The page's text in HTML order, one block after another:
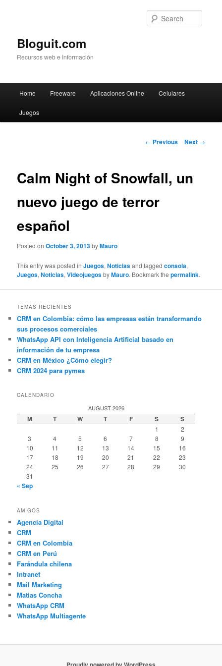
Bloguit.com
Recursos web e Información
Skip
to
Home Freeware Aplicaciones Online Celulares
Juegos
Post
← Previous Next →
Calm Night of Snowfall, un
nuevo juego de terror
español
Posted onOctober 3, 2013byMauro
This entry was posted inJuegos,Noticiasand taggedconsola,
Juegos,Noticias,VideojuegosbyMauro. Bookmark thepermalink.
TEMAS RECIENTES
CRM en Colombia: cómo las empresas están transformando
sus procesos comerciales
WhatsApp API con Inteligencia Artificial basado en
información de tu empresa
CRM en México ¿Cómo elegir?
CRM 2024 para pymes
CALENDARIO
AUGUST 2026
M T W T F S S
1
2
3
4 5 6 7 8
9
10
11 12 13 14 15
16
17
18 19 20 21 22
23
24
25 26 27 28 29
30
31
« Sep
AMIGOS
Agencia Digital
CRM
CRM en Colombia
CRM en Perú
Farándula chilena
Intranet
Mail Marketing
Matias Concha
WhatsApp CRM
WhatsApp Multiagente